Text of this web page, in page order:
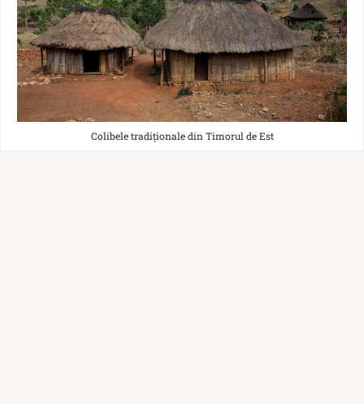
Colibele tradiționale din Timorul de Est